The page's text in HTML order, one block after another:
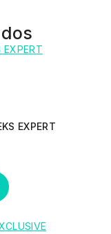
EXPERT